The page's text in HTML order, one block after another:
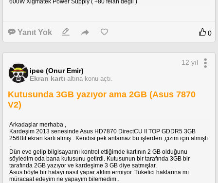
600W Xigmatek Power Supply ( +80 felan değil )
Yanıt Yok 0
ipee (Onur Emir)
Ekran kartı altına konu açtı.
12 yıl
Kutusunda 3GB yazıyor ama 2GB (Asus 7870
V2)
Arkadaşlar merhaba ,
Kardeşim 2013 senesinde Asus HD7870 DirectCU II TOP GDDR5 3GB
256Bit ekran kartı almış . Kendisi pek anlamaz bu işlerden ,çizim için almıştı
.
Dün eve gelip bilgisayarını kontrol ettiğimde kartının 2 GB olduğunu
söyledim oda bana kutusunu getirdi. Kutusunun bir tarafında 3GB bir
tarafında 2GB yazıyor ve kardeşime 3 GB diye satmışlar.
Asus böyle bir hatayı nasıl yapar aklım ermiyor. Tüketici haklarına mı
müracaat edeyim ne yapayım bilemedim..